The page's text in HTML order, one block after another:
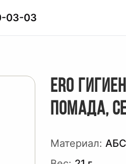
03-03
ERO
ПОМАДА,
Материал: